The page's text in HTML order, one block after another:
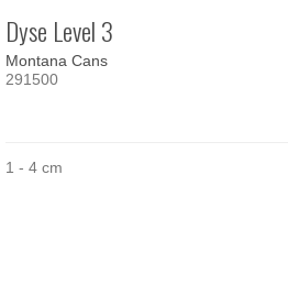
Dyse Level 3
Montana Cans
291500
1 - 4 cm